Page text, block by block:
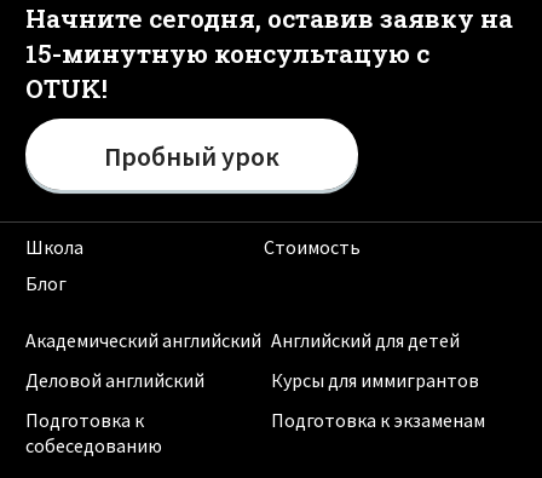
Начните сегодня, оставив заявку на
15-минутную консультацую с
OTUK!
Пробный урок
Школа
Стоимость
Блог
Академический английский Английский для детей
Деловой английский
Курсы для иммигрантов
Подготовка к
собеседованию
Подготовка к экзаменам